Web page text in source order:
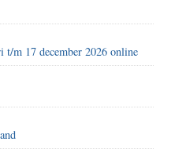
t/m 17 december 2026 online